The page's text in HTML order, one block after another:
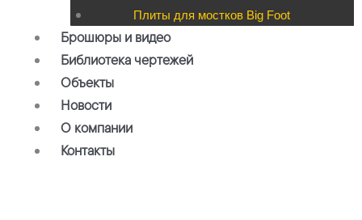
Плиты для мостков Big Foot
Брошюры и видео
Библиотека чертежей
Объекты
Новости
О компании
Контакты